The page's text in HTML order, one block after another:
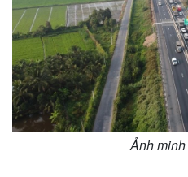
Ảnh